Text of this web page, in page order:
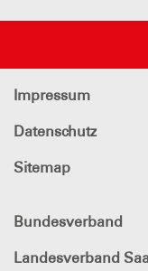
Impressum
Datenschutz
Sitemap
Bundesverband
Landesverband